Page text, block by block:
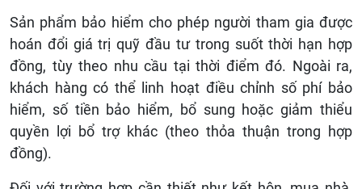
Sản phẩm bảo hiểm cho phép người tham gia được
hoán đổi giá trị quỹ đầu tư trong suốt thời hạn hợp
đồng, tùy theo nhu cầu tại thời điểm đó. Ngoài ra,
khách hàng có thể linh hoạt điều chỉnh số phí bảo
hiểm, số tiền bảo hiểm, bổ sung hoặc giảm thiểu
quyền lợi bổ trợ khác (theo thỏa thuận trong hợp
đồng).